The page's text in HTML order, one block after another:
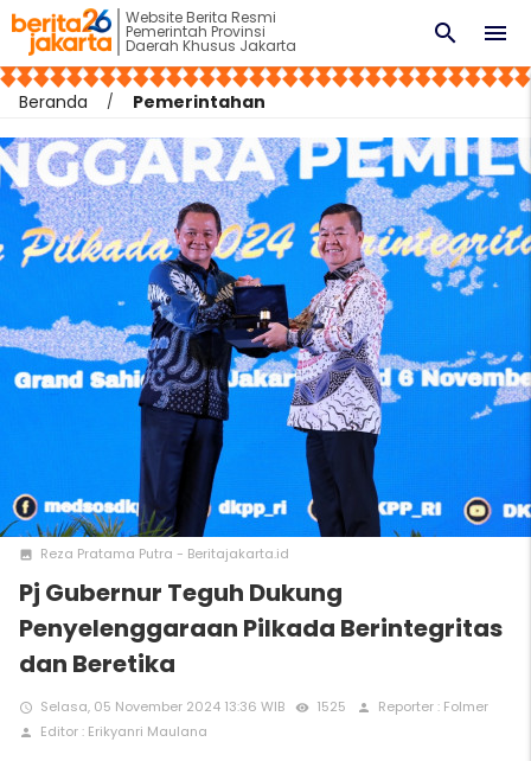
Website Berita Resmi
Pemerintah Provinsi
Daerah Khusus Jakarta menu
search
Beranda Pemerintahan
photo Reza Pratama Putra - Beritajakarta.id
Pj Gubernur Teguh Dukung
Penyelenggaraan Pilkada Berintegritas
dan Beretika
access_time Selasa, 05 November 2024 13:36 WIB remove_red_eye 1525 person Reporter : Folmer
person Editor : Erikyanri Maulana